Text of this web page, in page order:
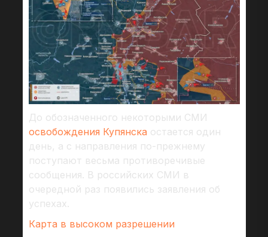
До обозначенного некоторыми СМИ
освобождения Купянска остается один
день, а с направления по-прежнему
поступают весьма противоречивые
сообщения. В российских СМИ в
очередной раз появились заявления об
успехах.
Карта в высоком разрешении